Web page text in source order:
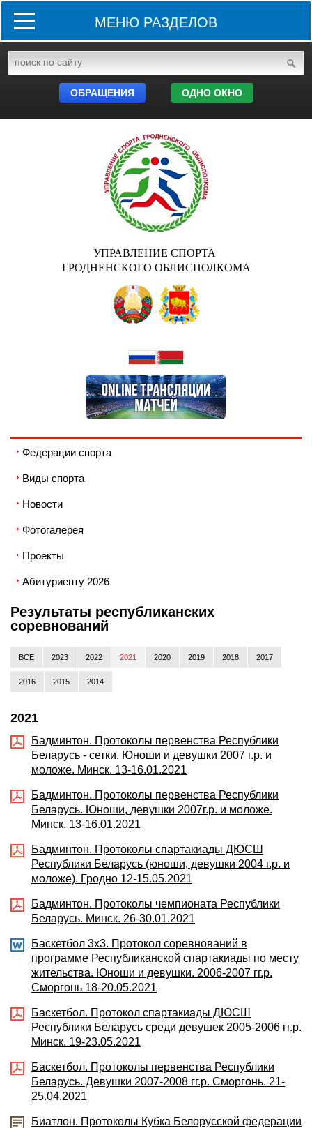
МЕНЮ РАЗДЕЛОВ
ОБРАЩЕНИЯ ОДНО ОКНО
УПРАВЛЕНИЕ СПОРТА
ГРОДНЕНСКОГО ОБЛИСПОЛКОМА
Федерации спорта
Виды спорта
Новости
Фотогалерея
Проекты
Абитуриенту 2026
Результаты республиканских
соревнований
ВСЕ 2023 2022 2021 2020 2019 2018 2017
2016 2015 2014
2021
Бадминтон. Протоколы первенства Республики
Беларусь - сетки. Юноши и девушки 2007 г.р. и
моложе. Минск. 13-16.01.2021
Бадминтон. Протоколы первенства Республики
Беларусь. Юноши, девушки 2007г.р. и моложе.
Минск. 13-16.01.2021
Бадминтон. Протоколы спартакиады ДЮСШ
Республики Беларусь (юноши, девушки 2004 г.р. и
моложе). Гродно 12-15.05.2021
Бадминтон. Протоколы чемпионата Республики
Беларусь. Минск. 26-30.01.2021
Баскетбол 3х3. Протокол соревнований в
программе Республиканской спартакиады по месту
жительства. Юноши и девушки. 2006-2007 гг.р.
Сморгонь 18-20.05.2021
Баскетбол. Протокол спартакиады ДЮСШ
Республики Беларусь среди девушек 2005-2006 гг.р.
Минск. 19-23.05.2021
Баскетбол. Протоколы первенства Республики
Беларусь. Девушки 2007-2008 гг.р. Сморгонь. 21-
25.04.2021
Биатлон. Протоколы Кубка Белорусской федерации